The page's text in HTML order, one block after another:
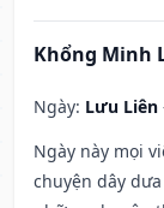
Khổng Minh
Ngày: Lưu Liên
Ngày này mọi
chuyện dây